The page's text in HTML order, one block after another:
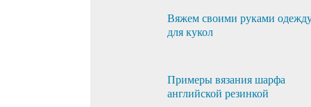
Вяжем своими руками
для кукол
Примеры вязания шарфа
английской резинкой